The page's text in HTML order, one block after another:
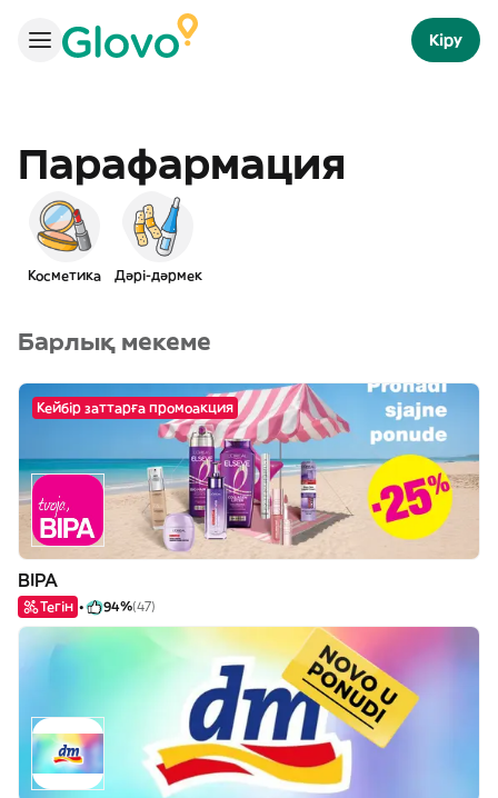
Кіру
Парафармация
Косметика Дәрі-дәрмек
Барлық мекеме
Кейбір заттарға промоакция
BIPA
Тегін 94%(47)